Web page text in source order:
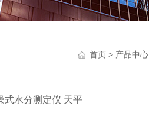
首页 > 产品中心
式水分测定仪 天平